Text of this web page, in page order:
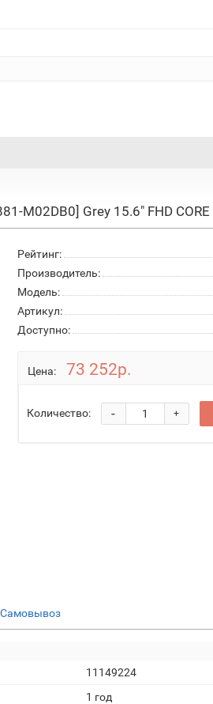
M02DB0] Grey 15.6" FHD
Рейтинг:
Производитель:
Модель:
Артикул:
Доступно:
Цена: 73 252р.
Количество: +
-
11149224
1 год